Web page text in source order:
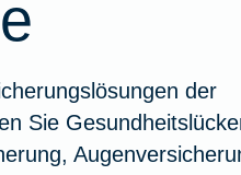
Haus- und
Jäger-
Zur
der
Sie